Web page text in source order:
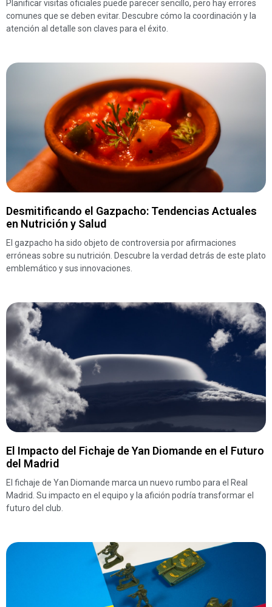
Planificar visitas oficiales puede parecer sencillo, pero hay errores
comunes que se deben evitar. Descubre cómo la coordinación y la
atención al detalle son claves para el éxito.
Desmitificando el Gazpacho: Tendencias Actuales
en Nutrición y Salud
El gazpacho ha sido objeto de controversia por afirmaciones
erróneas sobre su nutrición. Descubre la verdad detrás de este plato
emblemático y sus innovaciones.
El Impacto del Fichaje de Yan Diomande en el Futuro
del Madrid
El fichaje de Yan Diomande marca un nuevo rumbo para el Real
Madrid. Su impacto en el equipo y la afición podría transformar el
futuro del club.